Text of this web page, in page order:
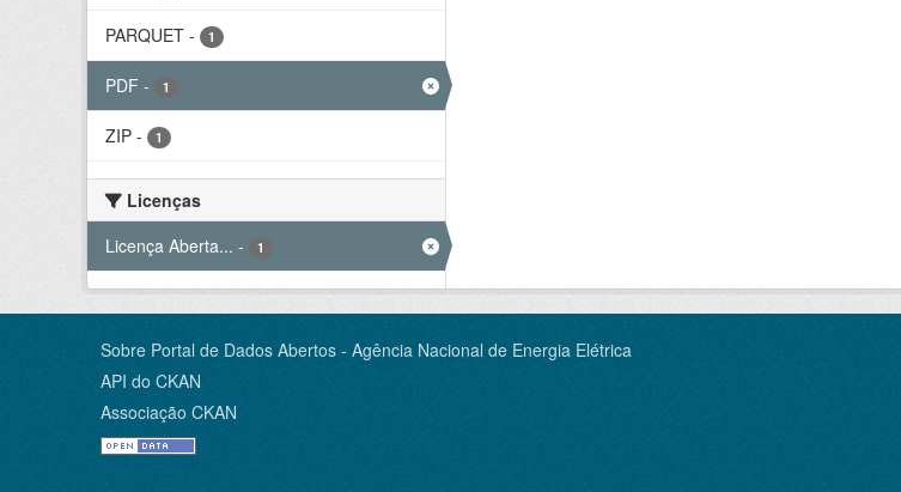
PARQUET - 1
PDF - 1
ZIP - 1
Licenças
Licença Aberta... - 1
Sobre Portal de Dados Abertos - Agência Nacional de Energia Elétrica
API do CKAN
Associação CKAN